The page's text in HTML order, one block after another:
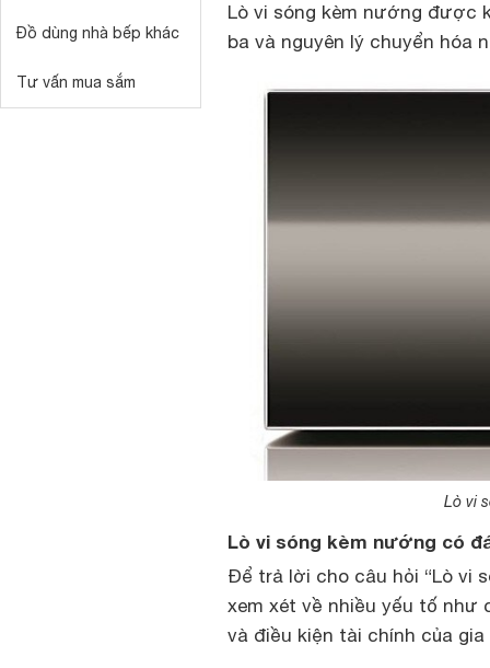
Đồ dùng nhà bếp khác
Tư vấn mua sắm
Lò vi sóng kèm nướng được
ba và nguyên lý chuyển hóa
Lò vi
Lò vi sóng kèm nướng có
Để trả lời cho câu hỏi “Lò vi
xem xét về nhiều yếu tố như
và điều kiện tài chính của